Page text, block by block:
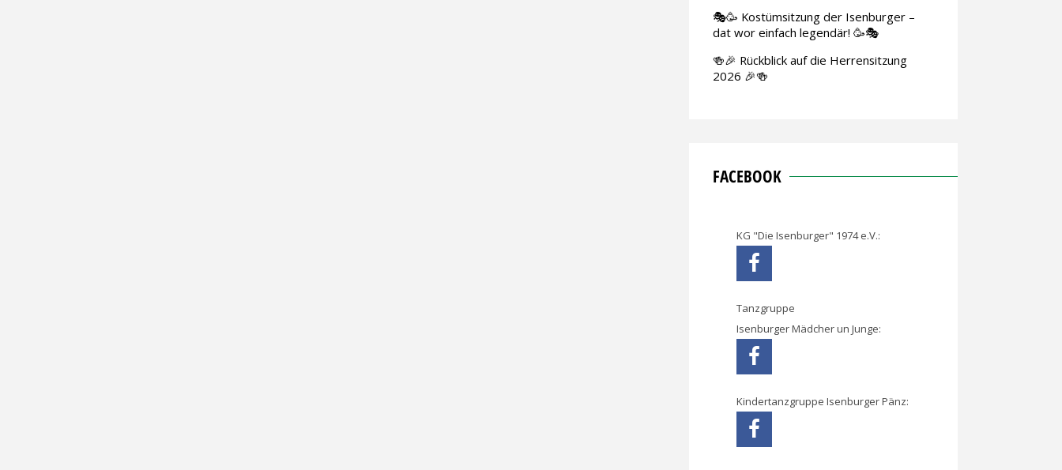
🎭🥳 Kostümsitzung der Isenburger –
dat wor einfach legendär! 🥳🎭
🍻🎉 Rückblick auf die Herrensitzung
2026 🎉🍻
FACEBOOK
KG "Die Isenburger" 1974 e.V.:
Tanzgruppe
Isenburger Mädcher un Junge:
Kindertanzgruppe Isenburger Pänz: